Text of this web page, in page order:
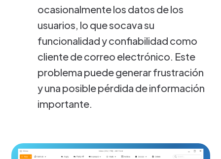
ocasionalmente los datos de los
usuarios, lo que socava su
funcionalidad y confiabilidad como
cliente de correo electrónico. Este
problema puede generar frustración
y una posible pérdida de información
importante.